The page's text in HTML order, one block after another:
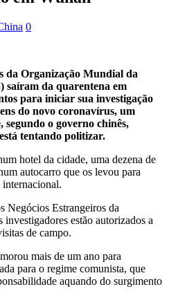
0
da Organização Mundial da
saíram da quarentena em
para iniciar sua investigação
do novo coronavírus, um
segundo o governo chinês,
tentando politizar.
hotel da cidade, uma dezena de
autocarro que os levou para
internacional.
Negócios Estrangeiros da
estão autorizados a
de campo.
mais de um ano para
para o regime comunista, que
aquando do surgimento